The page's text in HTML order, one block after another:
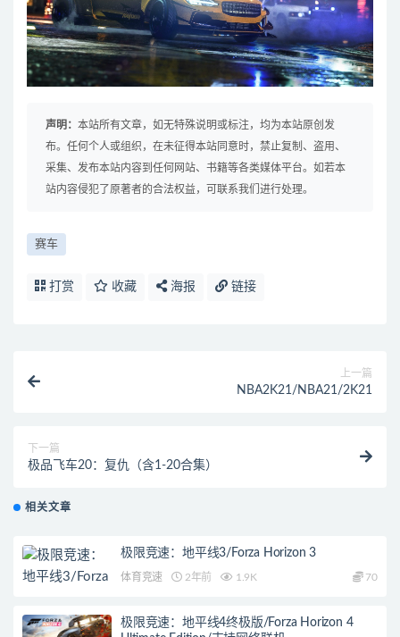
声明： 本站所有文章，如无特殊说明或标注，均为本站原创发
布。任何个人或组织，在未征得本站同意时，禁止复制、盗用、
采集、发布本站内容到任何网站、书籍等各类媒体平台。如若本
站内容侵犯了原著者的合法权益，可联系我们进行处理。
赛车
打赏 收藏 海报 链接
上一篇
NBA2K21/NBA21/2K21
下一篇
极品飞车20：复仇（含1-20合集）
相关文章
极限竞速：地平线3/Forza Horizon 3
体育竞速 2年前 1.9K 70
极限竞速：地平线4终极版/Forza Horizon 4